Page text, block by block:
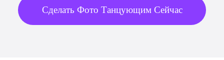
Сделать Фото Танцующим Сейчас